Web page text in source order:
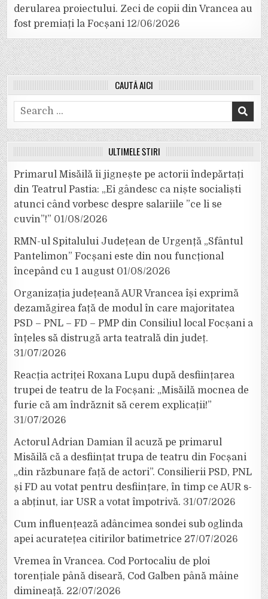
derularea proiectului. Zeci de copii din Vrancea au
fost premiați la Focșani 12/06/2026
CAUTĂ AICI
Search
for:
ULTIMELE ȘTIRI
Primarul Misăilă îi jignește pe actorii îndepărtați
din Teatrul Pastia: „Ei gândesc ca niște socialiști
atunci când vorbesc despre salariile ”ce li se
cuvin”!” 01/08/2026
RMN-ul Spitalului Județean de Urgență „Sfântul
Pantelimon” Focșani este din nou funcțional
începând cu 1 august 01/08/2026
Organizația județeană AUR Vrancea își exprimă
dezamăgirea față de modul în care majoritatea
PSD – PNL – FD – PMP din Consiliul local Focșani a
înțeles să distrugă arta teatrală din județ.
31/07/2026
Reacția actriței Roxana Lupu după desființarea
trupei de teatru de la Focșani: „Misăilă mocnea de
furie că am îndrăznit să cerem explicații!”
31/07/2026
Actorul Adrian Damian îl acuză pe primarul
Misăilă că a desființat trupa de teatru din Focșani
„din răzbunare față de actori”. Consilierii PSD, PNL
și FD au votat pentru desființare, în timp ce AUR s-
a abținut, iar USR a votat împotrivă. 31/07/2026
Cum influențează adâncimea sondei sub oglinda
apei acuratețea citirilor batimetrice 27/07/2026
Vremea în Vrancea. Cod Portocaliu de ploi
torențiale până diseară, Cod Galben până mâine
dimineață. 22/07/2026